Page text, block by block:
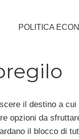
POLITICA
il destino a
opzioni da
il blocco di